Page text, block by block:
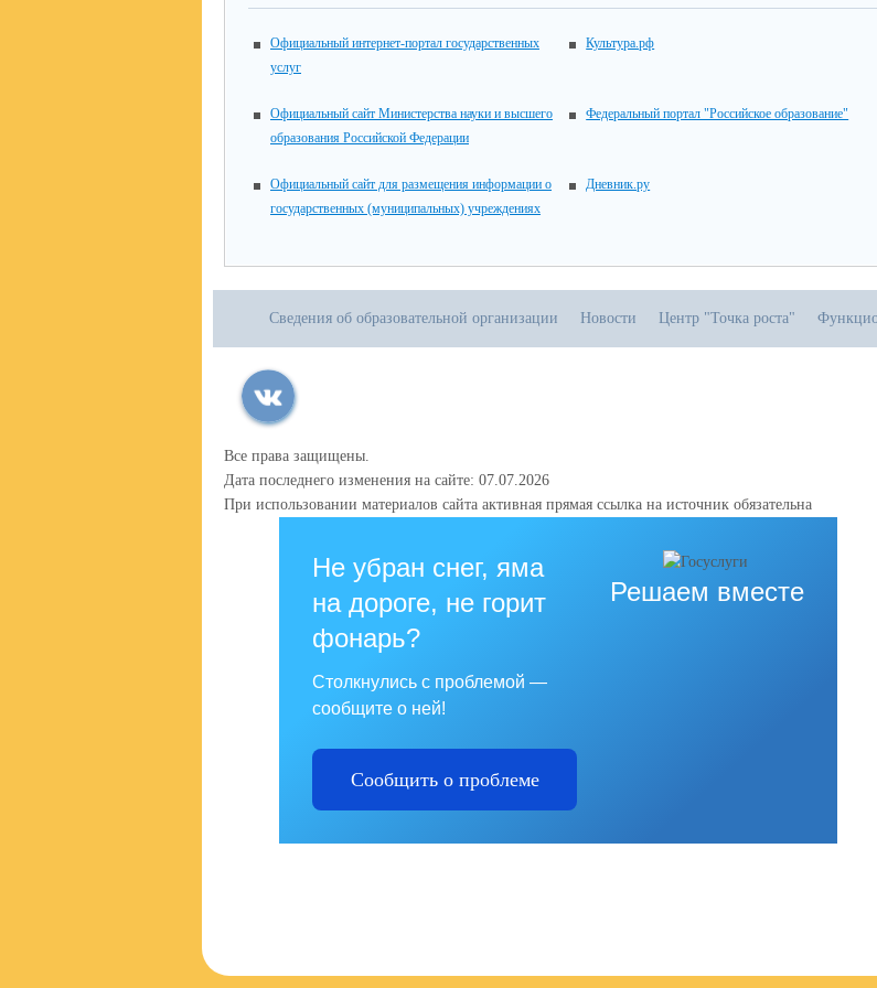
Официальный интернет-портал государственных
услуг
Культура.рф
Официальный сайт Министерства науки и высшего
образования Российской Федерации
Федеральный портал "Российское образование"
Официальный сайт для размещения информации о
государственных (муниципальных) учреждениях
Дневник.ру
Сведения об образовательной организации Новости Центр "Точка роста"
Все права защищены.
Дата последнего изменения на сайте: 07.07.2026
При использовании материалов сайта активная прямая ссылка на источник обязательна
Решаем вместе
Не убран снег, яма
на дороге, не горит
фонарь?
Столкнулись с проблемой —
сообщите о ней!
Сообщить о проблеме